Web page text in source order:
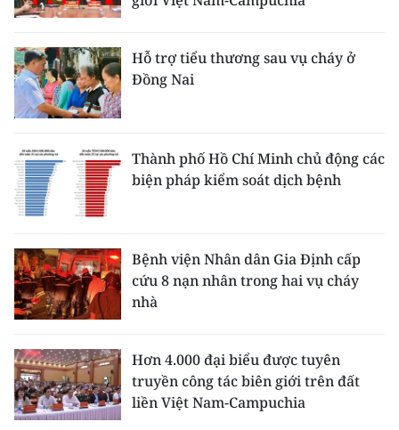
ENGLISH
中文
FRANÇAIS
ESPAÑOL
Hỗ trợ tiểu thương sau vụ cháy ở
Đồng Nai
Thành phố Hồ Chí Minh chủ động các
biện pháp kiểm soát dịch bệnh
Bệnh viện Nhân dân Gia Định cấp
cứu 8 nạn nhân trong hai vụ cháy
nhà
Hơn 4.000 đại biểu được tuyên
truyền công tác biên giới trên đất
liền Việt Nam-Campuchia